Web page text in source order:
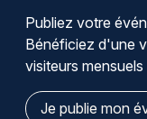
Publiez votre
Bénéficiez d'une
visiteurs mensuels
Je publie mon